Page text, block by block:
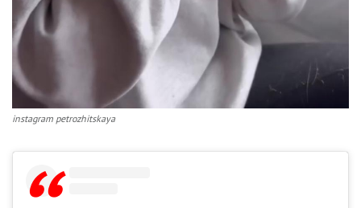
instagram petrozhitskaya